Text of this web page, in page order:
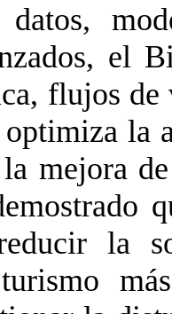
el
flujos
la
mejora
la